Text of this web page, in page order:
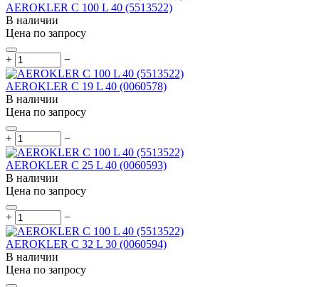
AEROKLER C 100 L 40 (5513522)
В наличии
Цена по запросу
+ −
AEROKLER C 19 L 40 (0060578)
В наличии
Цена по запросу
+ −
AEROKLER C 25 L 40 (0060593)
В наличии
Цена по запросу
+ −
AEROKLER C 32 L 30 (0060594)
В наличии
Цена по запросу